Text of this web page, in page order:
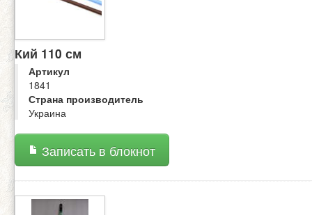
Кий 110 см
Артикул
1841
Страна производитель
Украина
Записать в блокнот